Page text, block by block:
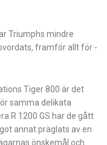
Triumphs mindre
framför allt för
Tiger 800 är det
samma delikata
R 1200 GS har de gått
annat präglats av en
önskemål och